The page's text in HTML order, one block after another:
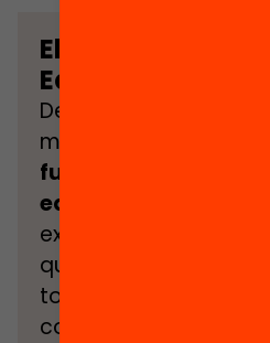
El canvi a
Equitat.org
Després de 57 anys
missió de l’equitat,
fundació passa a
equitat.org
explícitament una
qualitat i oportunitats
tothom en un context
complexitat social i